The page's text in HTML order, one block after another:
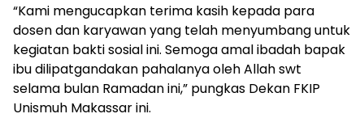
“Kami mengucapkan terima kasih kepada para
dosen dan karyawan yang telah menyumbang untuk
kegiatan bakti sosial ini. Semoga amal ibadah bapak
ibu dilipatgandakan pahalanya oleh Allah swt
selama bulan Ramadan ini,” pungkas Dekan FKIP
Unismuh Makassar ini.